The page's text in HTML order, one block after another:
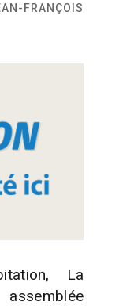
FRANÇOIS
La